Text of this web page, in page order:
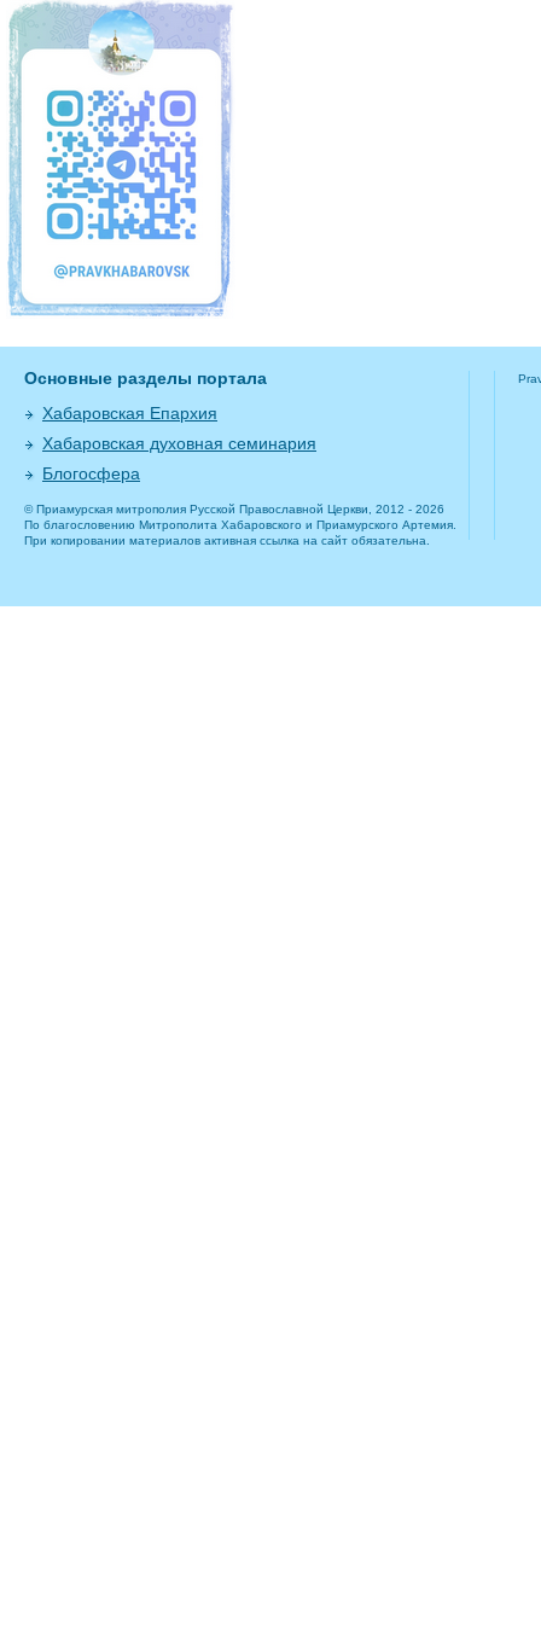
Основные разделы портала
Хабаровская Епархия
Хабаровская духовная семинария
Блогосфера
© Приамурская митрополия Русской Православной Церкви, 2012 - 2026
По благословению Митрополита Хабаровского и Приамурского Артемия.
При копировании материалов активная ссылка на сайт обязательна.